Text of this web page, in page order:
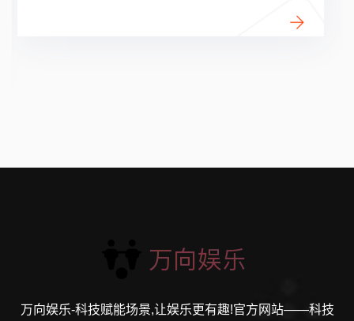
万向娱乐-科技赋能场景,让娱乐更有趣!官方网站——科技